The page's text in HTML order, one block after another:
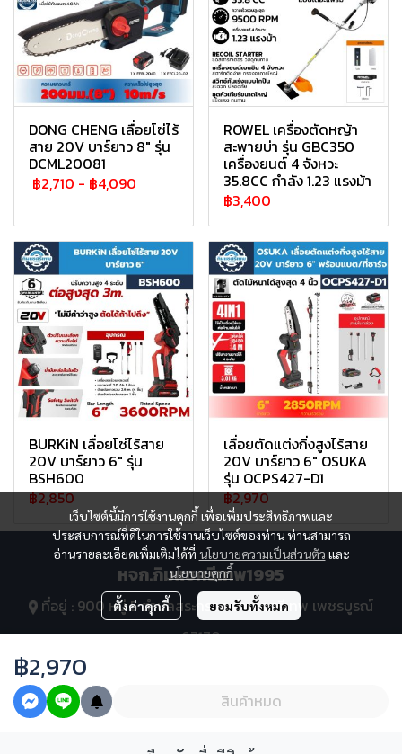
DONG CHENG เลื่อยโซ่ไร้
สาย 20V บาร์ยาว 8" รุ่น
DCML20081
฿2,710 - ฿4,090
ROWEL เครื่องตัดหญ้า
สะพายบ่า รุ่น GBC350
เครื่องยนต์ 4 จังหวะ
35.8CC กำลัง 1.23 แรงม้า
฿3,400
BURKiN เลื่อยโซ่ไร้สาย
20V บาร์ยาว 6" รุ่น
BSH600
฿2,850
เลื่อยตัดแต่งกิ่งสูงไร้สาย
20V บาร์ยาว 6" OSUKA
รุ่น OCPS427-D1
฿2,970
฿2,970
สินค้าหมด
เว็บไซต์นี้มีการใช้งานคุกกี้ เพื่อเพิ่มประสิทธิภาพและ
ประสบการณ์ที่ดีในการใช้งานเว็บไซต์ของท่าน ท่านสามารถ
อ่านรายละเอียดเพิ่มเติมได้ที่ นโยบายความเป็นส่วนตัว และ
นโยบายคุกกี้
ตั้งค่าคุกกี้ ยอมรับทั้งหมด
หจก.กิมแซศรีเทพ1995
ที่อยู่ : 900 หมู่ 5 ตำบลสระกรวด อำเภอศรีเทพ เพชรบูรณ์
67170